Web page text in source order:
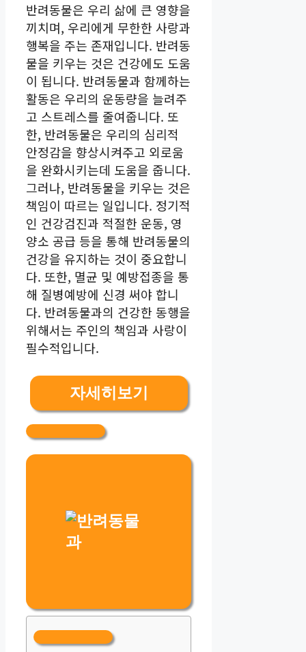
반려동물은 우리 삶에 큰 영향을
끼치며, 우리에게 무한한 사랑과
행복을 주는 존재입니다. 반려동
물을 키우는 것은 건강에도 도움
이 됩니다. 반려동물과 함께하는
활동은 우리의 운동량을 늘려주
고 스트레스를 줄여줍니다. 또
한, 반려동물은 우리의 심리적
안정감을 향상시켜주고 외로움
을 완화시키는데 도움을 줍니다.
그러나, 반려동물을 키우는 것은
책임이 따르는 일입니다. 정기적
인 건강검진과 적절한 운동, 영
양소 공급 등을 통해 반려동물의
건강을 유지하는 것이 중요합니
다. 또한, 멸균 및 예방접종을 통
해 질병예방에 신경 써야 합니
다. 반려동물과의 건강한 동행을
위해서는 주인의 책임과 사랑이
필수적입니다.
자세히보기